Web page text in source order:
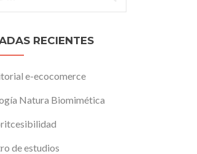
RECIENTES
e-ecocomerce
Natura Biomimética
de estudios